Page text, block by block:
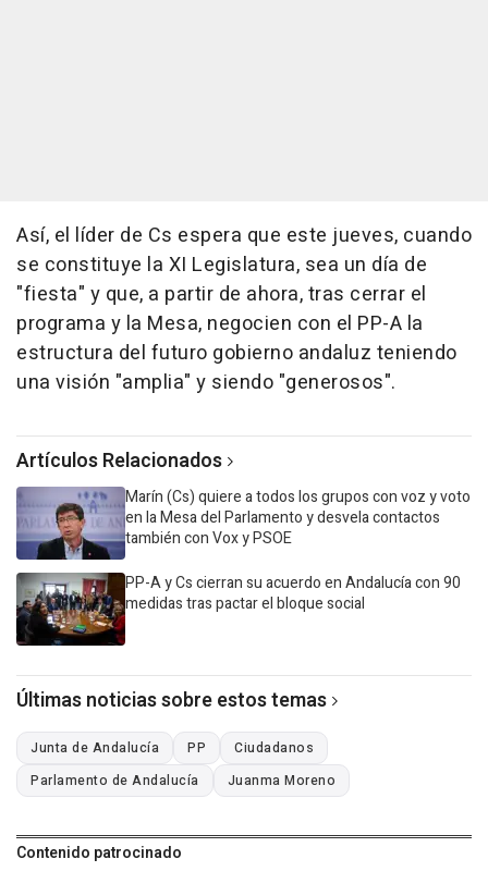
Así, el líder de Cs espera que este jueves, cuando
se constituye la XI Legislatura, sea un día de
"fiesta" y que, a partir de ahora, tras cerrar el
programa y la Mesa, negocien con el PP-A la
estructura del futuro gobierno andaluz teniendo
una visión "amplia" y siendo "generosos".
Artículos Relacionados
Marín (Cs) quiere a todos los grupos con voz y voto
en la Mesa del Parlamento y desvela contactos
también con Vox y PSOE
PP-A y Cs cierran su acuerdo en Andalucía con 90
medidas tras pactar el bloque social
Últimas noticias sobre estos temas
Junta de Andalucía PP
Ciudadanos
Parlamento de Andalucía
Juanma Moreno
Contenido patrocinado